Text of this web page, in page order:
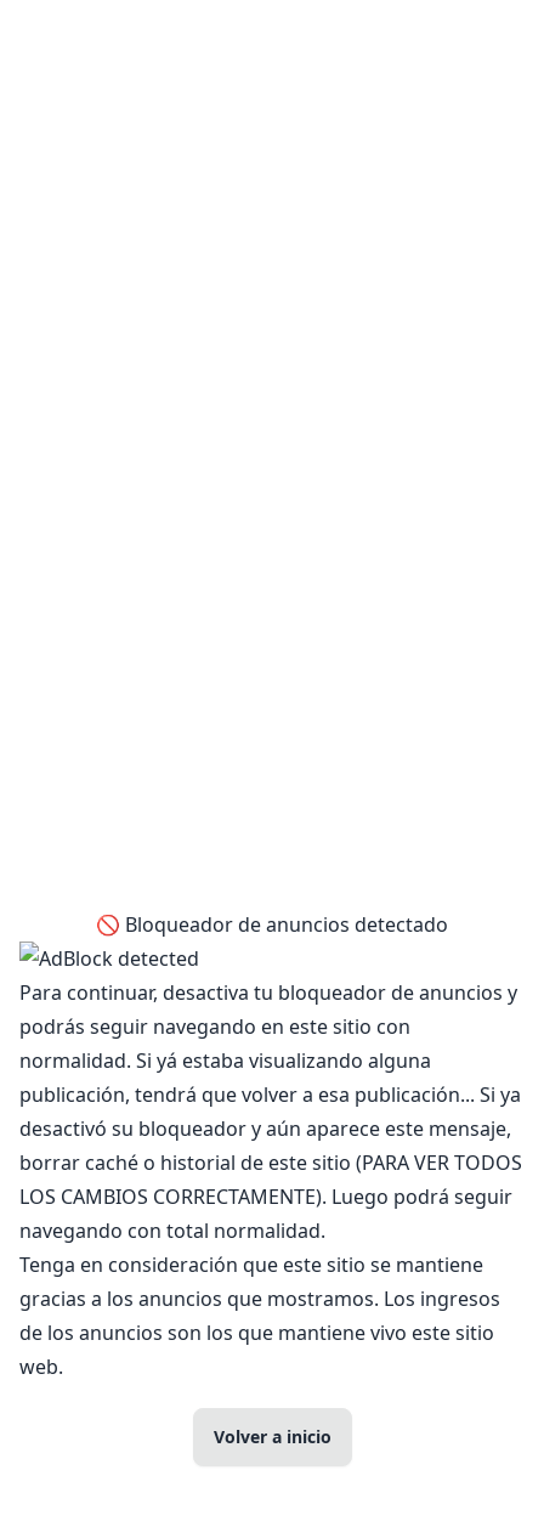
🚫 Bloqueador de anuncios detectado
Para continuar, desactiva tu bloqueador de anuncios y
podrás seguir navegando en este sitio con
normalidad. Si yá estaba visualizando alguna
publicación, tendrá que volver a esa publicación... Si ya
desactivó su bloqueador y aún aparece este mensaje,
borrar caché o historial de este sitio (PARA VER TODOS
LOS CAMBIOS CORRECTAMENTE). Luego podrá seguir
navegando con total normalidad.
Tenga en consideración que este sitio se mantiene
gracias a los anuncios que mostramos. Los ingresos
de los anuncios son los que mantiene vivo este sitio
web.
Volver a inicio